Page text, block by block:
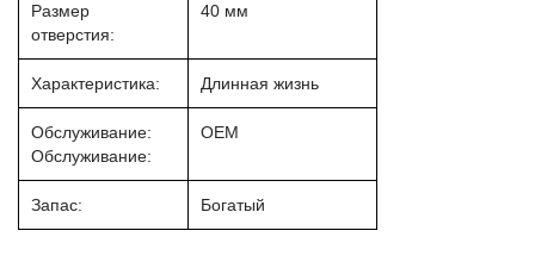
Размер
отверстия:
40 мм
Характеристика: Длинная жизнь
Обслуживание:
Обслуживание:
OEM
Запас: Богатый